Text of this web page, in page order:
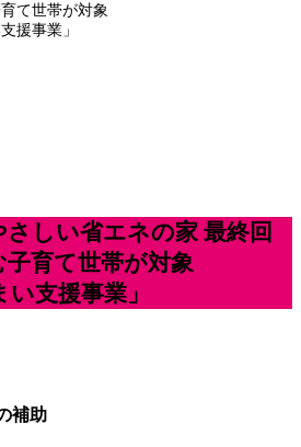
て世帯が対象
援事業」
しい省エネの家 最終回
育て世帯が対象
支援事業」
補助